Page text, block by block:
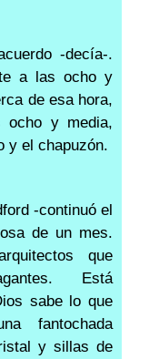
-decía-.
a las ocho y
de esa hora,
ocho y media,
y el chapuzón.
-continuó el
de un mes.
que
Está
sabe lo que
fantochada
y sillas de